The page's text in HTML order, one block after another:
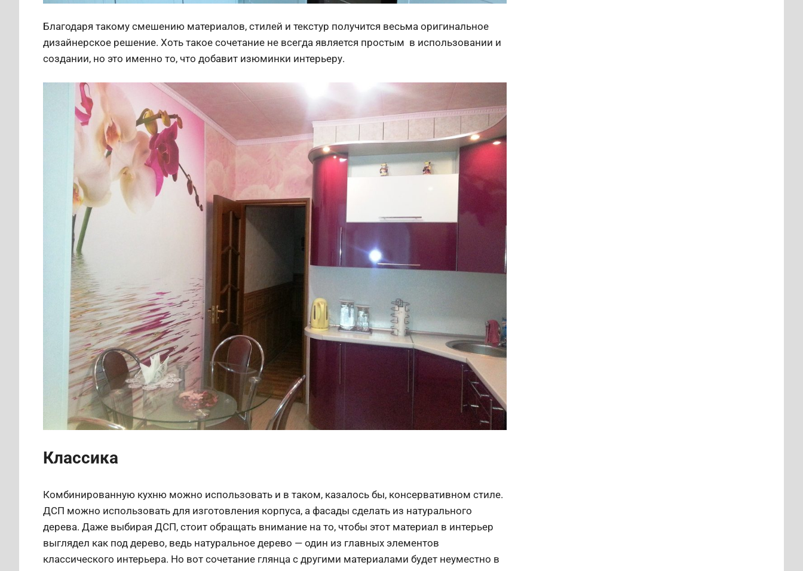
Благодаря такому смешению материалов, стилей и текстур получится весьма оригинальное
дизайнерское решение. Хоть такое сочетание не всегда является простым в использовании и
создании, но это именно то, что добавит изюминки интерьеру.
Классика
Комбинированную кухню можно использовать и в таком, казалось бы, консервативном стиле.
ДСП можно использовать для изготовления корпуса, а фасады сделать из натурального
дерева. Даже выбирая ДСП, стоит обращать внимание на то, чтобы этот материал в интерьер
выглядел как под дерево, ведь натуральное дерево — один из главных элементов
классического интерьера. Но вот сочетание глянца с другими материалами будет неуместно в